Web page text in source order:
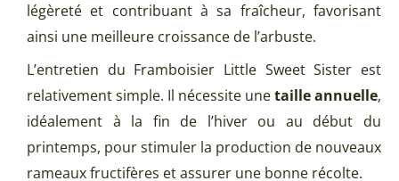
légèreté et contribuant à sa fraîcheur, favorisant
ainsi une meilleure croissance de l’arbuste.
L’entretien du Framboisier Little Sweet Sister est
relativement simple. Il nécessite unetaille annuelle,
idéalement à la fin de l’hiver ou au début du
printemps, pour stimuler la production de nouveaux
rameaux fructifères et assurer une bonne récolte.